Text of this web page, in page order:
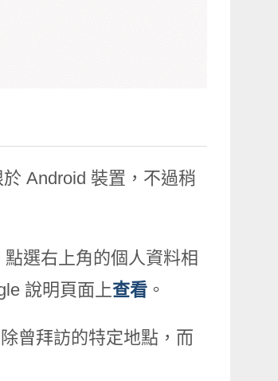
Android 裝置，不過稍
選右上角的個人資料相
說明頁面上查看。
曾拜訪的特定地點，而